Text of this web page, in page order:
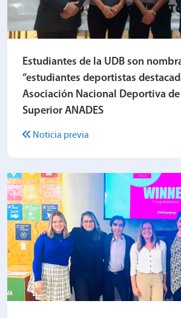
Estudiantes de la UDB son
“estudiantes deportistas
Asociación Nacional Deportiva
Superior ANADES
Noticia previa